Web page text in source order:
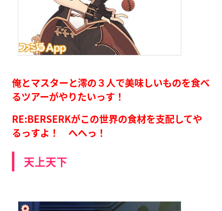
俺とマスターと澪の３人で美味しいものを食べ
るツアーがやりたいっす！
RE:BERSERKがこの世界の食材を支配してや
るっすよ！ へへっ！
天上天下